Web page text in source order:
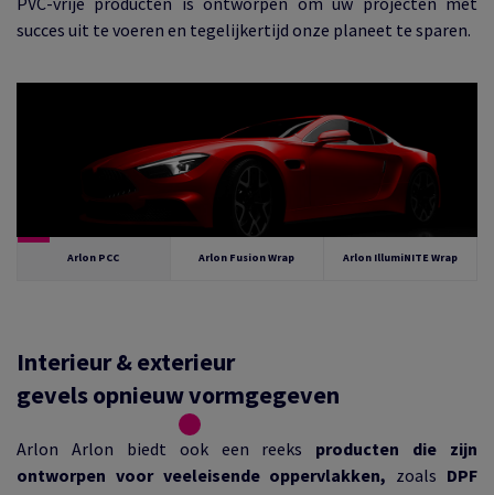
succes uit te voeren en tegelijkertijd onze planeet te sparen.
Arlon PCC Arlon Fusion Wrap Arlon IllumiNITE Wrap
Interieur & exterieur
gevels opnieuw vormgegeven
Arlon Arlon biedt ook een reeks producten die zijn
ontworpen voor veeleisende oppervlakken, zoals DPF